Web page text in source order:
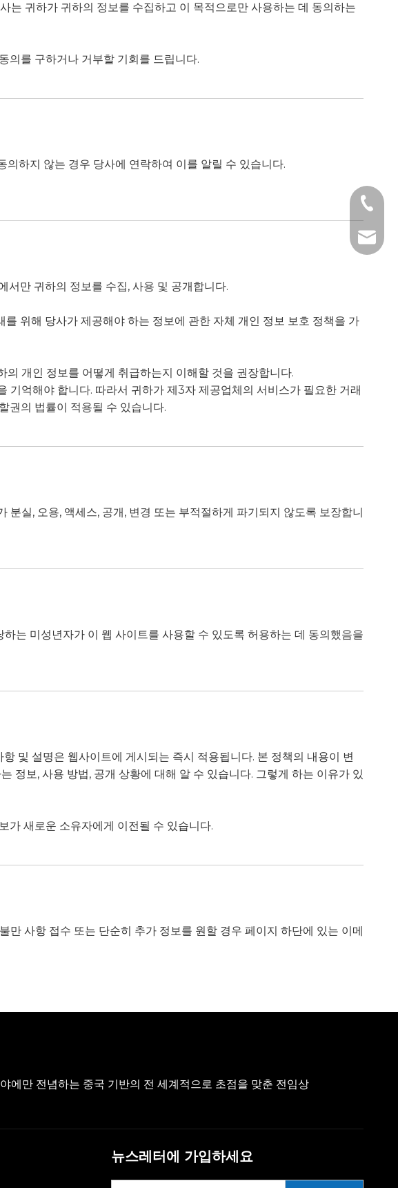
는 귀하가 귀하의 정보를 수집하고 이 목적으로만 사용하는 데 동의하는
의를 구하거나 거부할 기회를 드립니다.
하지 않는 경우 당사에 연락하여 이를 알릴 수 있습니다.
만 귀하의 정보를 수집, 사용 및 공개합니다.
위해 당사가 제공해야 하는 정보에 관한 자체 개인 정보 보호 정책을 가
개인 정보를 어떻게 취급하는지 이해할 것을 권장합니다.
억해야 합니다. 따라서 귀하가 제3자 제공업체의 서비스가 필요한 거래
권의 법률이 적용될 수 있습니다.
실, 오용, 액세스, 공개, 변경 또는 부적절하게 파기되지 않도록 보장합니
는 미성년자가 이 웹 사이트를 사용할 수 있도록 허용하는 데 동의했음을
및 설명은 웹사이트에 게시되는 즉시 적용됩니다. 본 정책의 내용이 변
정보, 사용 방법, 공개 상황에 대해 알 수 있습니다. 그렇게 하는 이유가 있
가 새로운 소유자에게 이전될 수 있습니다.
만 사항 접수 또는 단순히 추가 정보를 원할 경우 페이지 하단에 있는 이메
에만 전념하는 중국 기반의 전 세계적으로 초점을 맞춘 전임상
+1
+86-
뉴스레터에 가입하세요